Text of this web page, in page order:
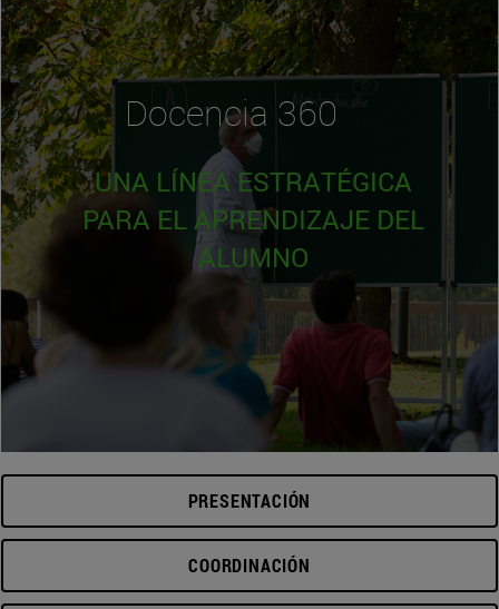
Docencia 360
UNA LÍNEA ESTRATÉGICA
PARA EL APRENDIZAJE DEL
ALUMNO
PRESENTACIÓN
COORDINACIÓN